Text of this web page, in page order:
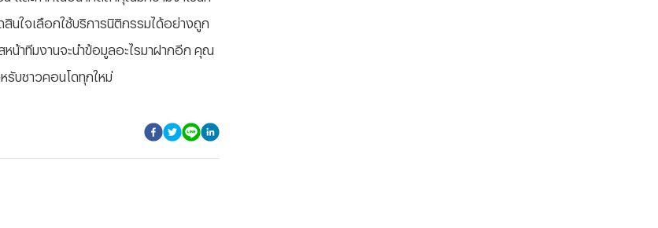
นใจเลือกใช้บริการนิติกรรมได้อย่างถูก
หน้าทีมงานจะนำข้อมูลอะไรมาฝากอีก คุณ
รับชาวคอนโดทุกใหม่